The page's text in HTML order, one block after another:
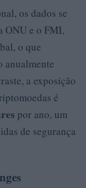
os dados se
ONU e o FMI,
o que
anualmente
a exposição
é
por ano, um
de segurança